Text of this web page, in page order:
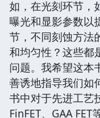
如，在光刻环节，
曝光和显影参数以
节，不同刻蚀方法
和均匀性？这些都
问题。我希望这本
善诱地指导我们如
书中对于先进工艺
FinFET、GAA